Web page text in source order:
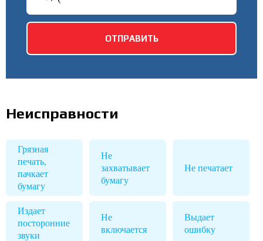
Неисправности
Грязная
печать,
пачкает
бумагу
Не
захватывает
бумагу
Не печатает
Издает
посторонние
звуки
Не
включается
Выдает
ошибку